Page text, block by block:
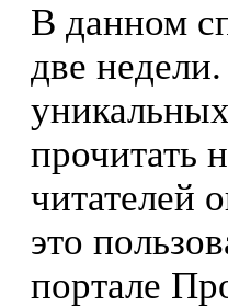
В данном
две
прочитать
читателей
это
портале